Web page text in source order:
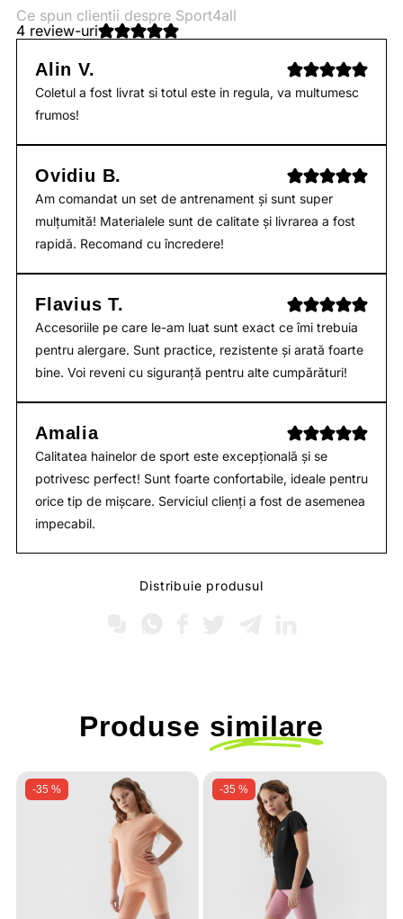
Ce spun clientii despre Sport4all
4 review-uri
Alin V.
Coletul a fost livrat si totul este in regula, va multumesc
frumos!
Ovidiu B.
Am comandat un set de antrenament și sunt super
mulțumită! Materialele sunt de calitate și livrarea a fost
rapidă. Recomand cu încredere!
Flavius T.
Accesoriile pe care le-am luat sunt exact ce îmi trebuia
pentru alergare. Sunt practice, rezistente și arată foarte
bine. Voi reveni cu siguranță pentru alte cumpărături!
Amalia
Calitatea hainelor de sport este excepțională și se
potrivesc perfect! Sunt foarte confortabile, ideale pentru
orice tip de mișcare. Serviciul clienți a fost de asemenea
impecabil.
Distribuie produsul
Produse similare
-35 % -35 %